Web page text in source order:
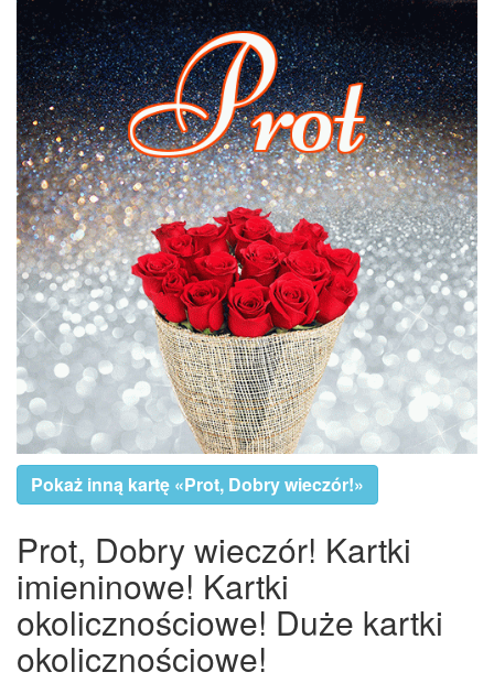
Pokaż inną kartę «Prot, Dobry wieczór!»
Prot, Dobry wieczór! Kartki
imieninowe! Kartki
okolicznościowe! Duże kartki
okolicznościowe!